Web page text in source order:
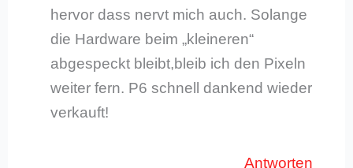
hervor dass nervt mich auch. Solange
die Hardware beim „kleineren“
abgespeckt bleibt,bleib ich den Pixeln
weiter fern. P6 schnell dankend wieder
verkauft!
Antworten